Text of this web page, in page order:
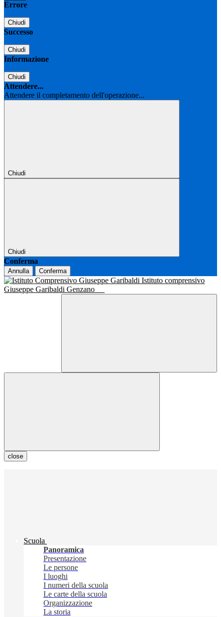
Errore
Chiudi
Successo
Chiudi
Informazione
Chiudi
Attendere...
Attendere il completamento dell'operazione...
Chiudi
Chiudi
Conferma
Annulla Conferma
Istituto comprensivo
Giuseppe Garibaldi Genzano
close
Scuola
Panoramica
Presentazione
Le persone
I luoghi
I numeri della scuola
Le carte della scuola
Organizzazione
La storia